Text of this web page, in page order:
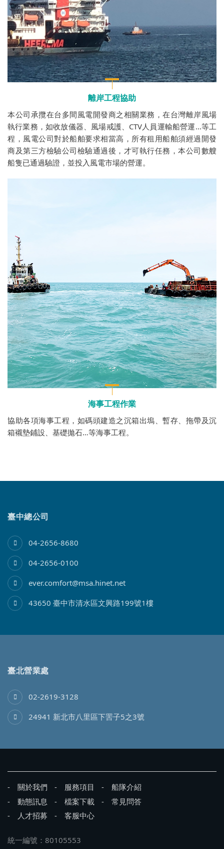
離岸工程協助
本公司承攬在台多間風電開發商之相關業務，在台灣離岸風場
執行業務，如收放儀器、風場戒護、CTV人員運輸船營運...等工
程，風電公司對於船舶要求相當高，所有租用船舶須經過開發
商及第三方檢驗公司檢驗通過後，才可執行任務，本公司數艘
船隻已通過驗證，並投入風電市場的營運。
海事工程作業
協助各項海事工程，如碼頭建造之沉箱出塢、暫存、拖帶及沉
箱襯墊鋪設、基礎拋石…等海事工程。
臺中總公司
04-2656-8680
04-2656-0100
ever.comfort@msa.hinet.net
43650 臺中市清水區文興路199號1樓
臺北營業處
02-2619-3128
24941 新北市八里區下罟子5之3號
關於我們 服務項目
船隊介紹
動態訊息
檔案下載
常見問答
人才招募
客服中心
統一編號：80105553